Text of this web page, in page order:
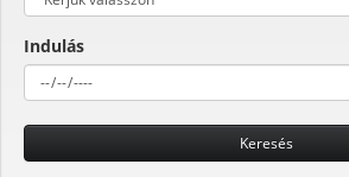
Indulás
Keresés